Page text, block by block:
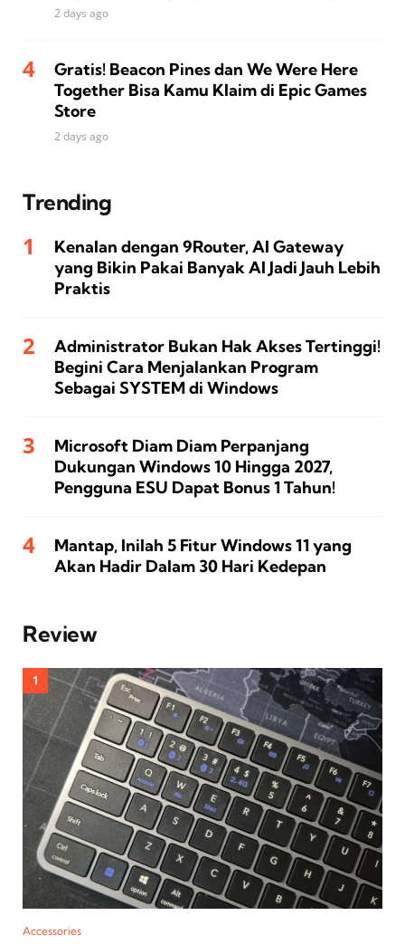
2 days ago
Gratis! Beacon Pines dan We Were Here
Together Bisa Kamu Klaim di Epic Games
Store
2 days ago
Trending
Kenalan dengan 9Router, AI Gateway
yang Bikin Pakai Banyak AI Jadi Jauh Lebih
Praktis
Administrator Bukan Hak Akses Tertinggi!
Begini Cara Menjalankan Program
Sebagai SYSTEM di Windows
Microsoft Diam Diam Perpanjang
Dukungan Windows 10 Hingga 2027,
Pengguna ESU Dapat Bonus 1 Tahun!
Mantap, Inilah 5 Fitur Windows 11 yang
Akan Hadir Dalam 30 Hari Kedepan
Review
Accessories